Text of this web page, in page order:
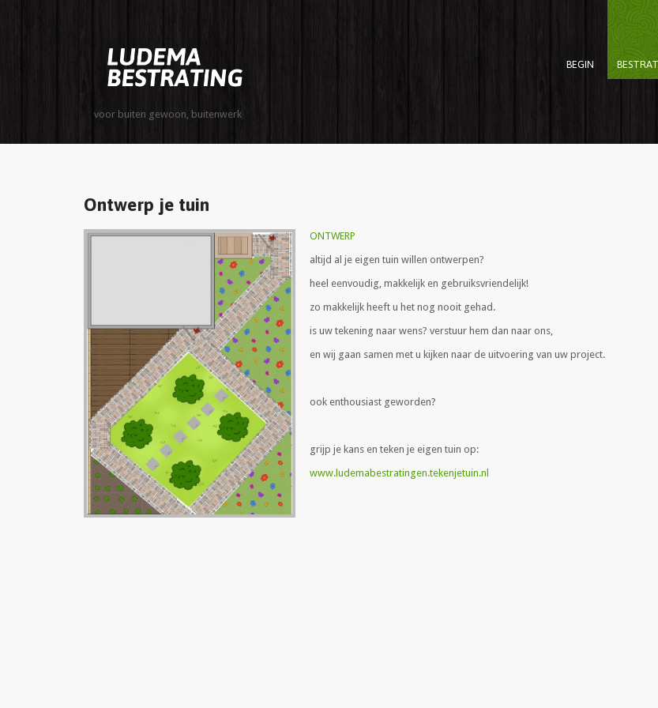
voor buiten gewoon, buitenwerk
BEGIN
Ontwerp je tuin
ONTWERP
altijd al je eigen tuin willen ontwerpen?
heel eenvoudig, makkelijk en gebruiksvriendelijk!
zo makkelijk heeft u het nog nooit gehad.
is uw tekening naar wens? verstuur hem dan naar ons,
en wij gaan samen met u kijken naar de uitvoering van uw project.
ook enthousiast geworden?
grijp je kans en teken je eigen tuin op:
www.ludemabestratingen.tekenjetuin.nl